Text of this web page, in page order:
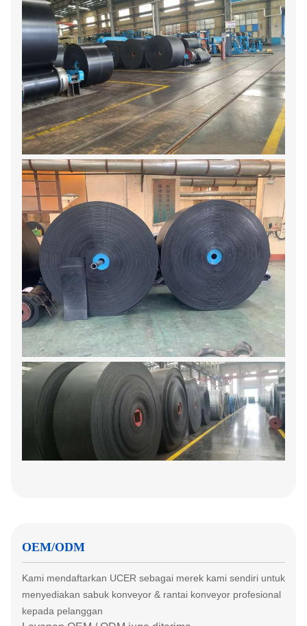
OEM/ODM
Kami mendaftarkan UCER sebagai merek kami sendiri untuk
menyediakan sabuk konveyor & rantai konveyor profesional
kepada pelanggan